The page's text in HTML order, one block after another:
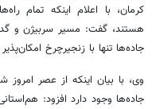
کرمان، با اعلام اینکه تمام
هستند، گفت: مسیر سربیژن و
جاده‌ها تنها با زنجیرچرخ
وی، با بیان اینکه از عصر
جاده‌ها وجود دارد افزود: